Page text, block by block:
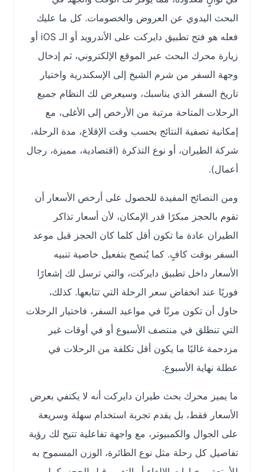
البحث اليدوي عن العروض والخصومات. كل ما عليك
فعله هو فتح تطبيق دايركت على الأندرويد أو الـ iOS أو
زيارة محرك البحث عبر الموقع الإلكتروني، ثم إدخال
وجهة السفر من شرم الشيخ إلى الإسكندرية واختيار
تاريخ السفر الذي يناسبك، وسيعرض لك النظام جميع
الرحلات المتاحة مرتبة من الأرخص إلى الأغلى، مع
إمكانية تصفية النتائج بحسب وقت الإقلاع، مدة الرحلة،
شركة الطيران، أو نوع التذكرة (اقتصادية، مميزة، رجال
أعمال).
ومن النصائح المفيدة للحصول على أرخص الأسعار أن
تقوم بالحجز مبكرًا قدر الإمكان، لأن أسعار تذاكر
الطيران عادة ما تكون أقل كلما كان الحجز قبل موعد
السفر بوقت كافٍ. كما يُنصح بتفعيل خاصية تنبيه
الأسعار داخل تطبيق دايركت، والتي ترسل لك إشعارًا
فوريًا عند انخفاض سعر الرحلة التي تتابعها. كذلك،
حاول أن تكون مرنًا في مواعيد السفر، فاختيار الرحلات
التي تنطلق في منتصف الأسبوع أو في أوقات غير
مزدحمة غالبًا ما يكون أقل تكلفة من الرحلات في
عطلة نهاية الأسبوع.
ما يميز محرك بحث طيران دايركت أنه لا يكتفي بعرض
الأسعار فقط، بل يقدم تجربة استخدام سهلة وسريعة
على الجوال والكمبيوتر، مع واجهة تفاعلية تتيح لك رؤية
تفاصيل كل رحلة مثل نوع الطائرة، الوزن المسموح به